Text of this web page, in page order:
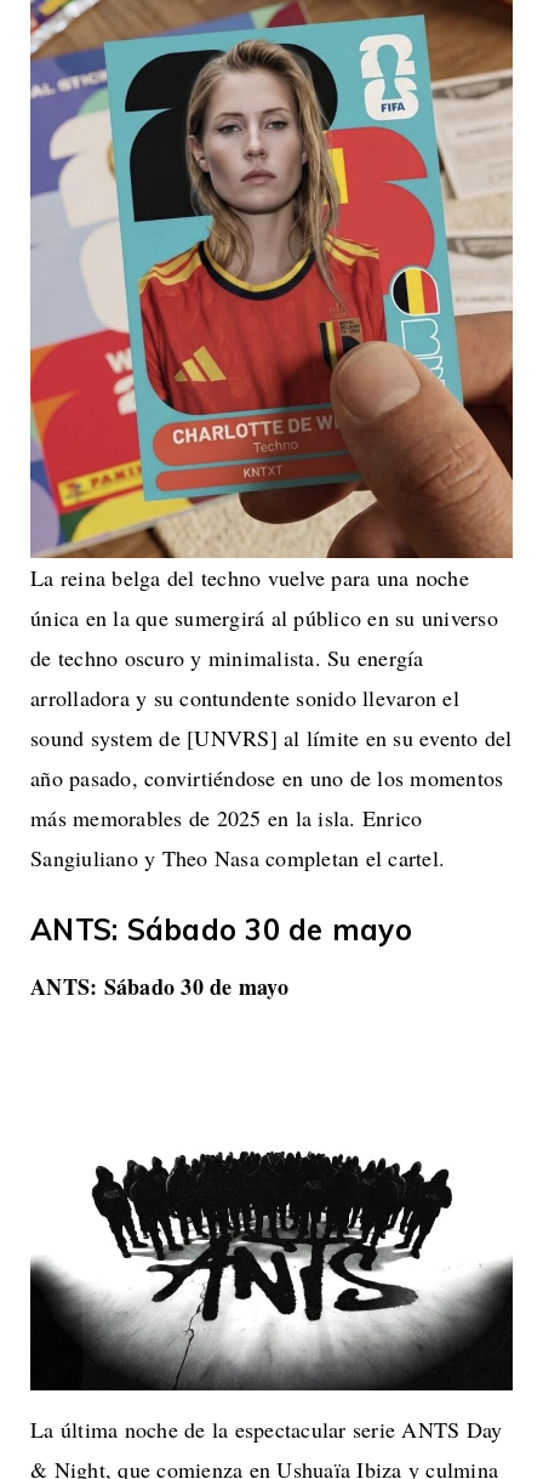
La reina belga del techno vuelve para una noche
única en la que sumergirá al público en su universo
de techno oscuro y minimalista. Su energía
arrolladora y su contundente sonido llevaron el
sound system de [UNVRS] al límite en su evento del
año pasado, convirtiéndose en uno de los momentos
más memorables de 2025 en la isla. Enrico
Sangiuliano y Theo Nasa completan el cartel.
ANTS: Sábado 30 de mayo
ANTS: Sábado 30 de mayo
La última noche de la espectacular serie ANTS Day
& Night, que comienza en Ushuaïa Ibiza y culmina